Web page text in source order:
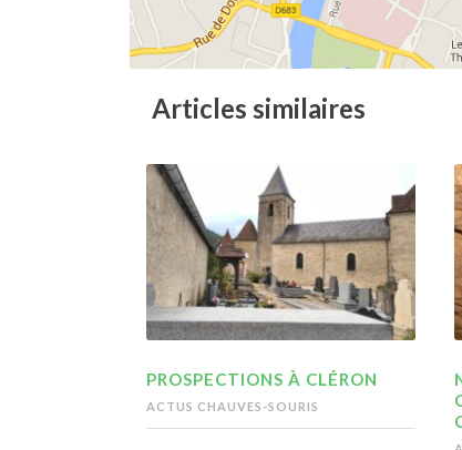
Articles similaires
PROSPECTIONS À CLÉRON
ACTUS CHAUVES-SOURIS